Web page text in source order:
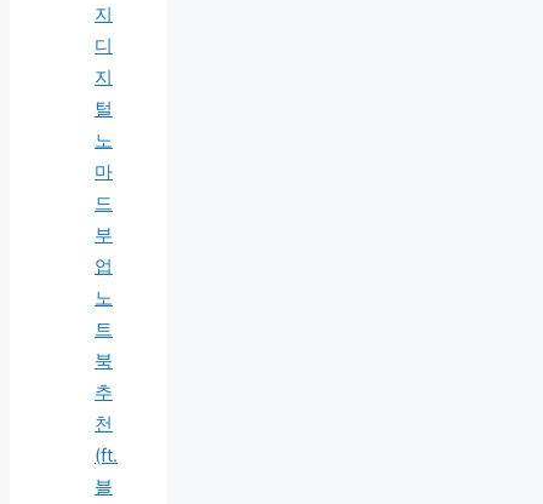
지
디
지
털
노
마
드
부
업
노
트
북
추
천
(ft.
블